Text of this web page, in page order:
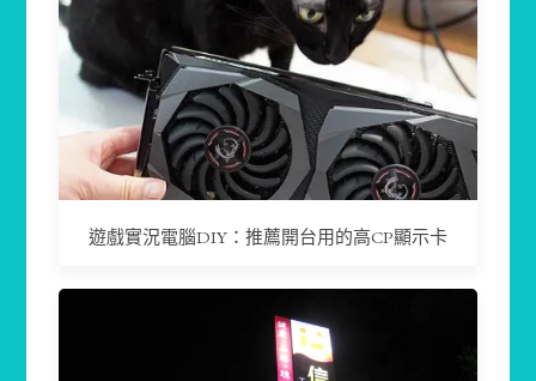
遊戲實況電腦DIY：推薦開台用的高CP顯示卡